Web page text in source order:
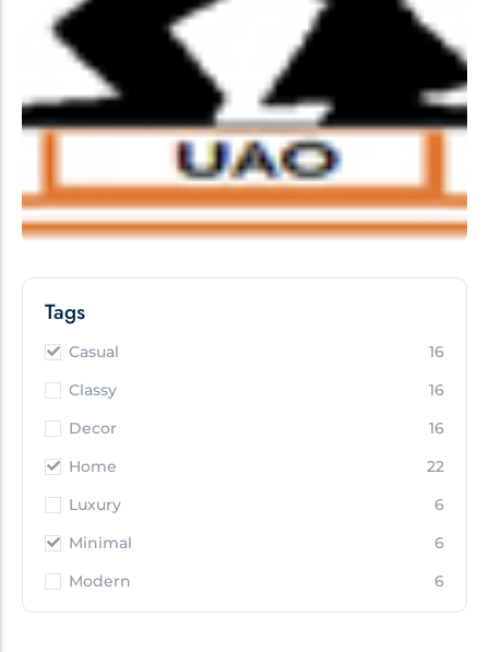
Tags
Casual
16
Classy
16
Decor
16
Home
22
Luxury
6
Minimal
6
Modern
6